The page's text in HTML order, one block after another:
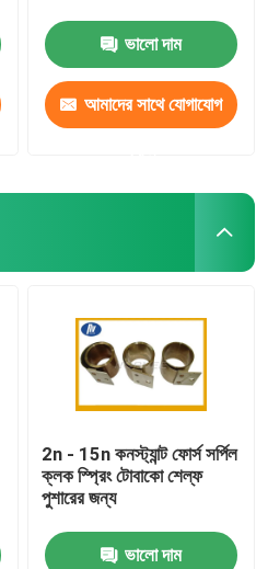
ভালো দাম
আমাদের সাথে যোগাযোগ
2n - 15n কনস্ট্যান্ট ফোর্স সর্পিল
ক্লক স্প্রিং টোবাকো শেল্ফ
পুশারের জন্য
ভালো দাম